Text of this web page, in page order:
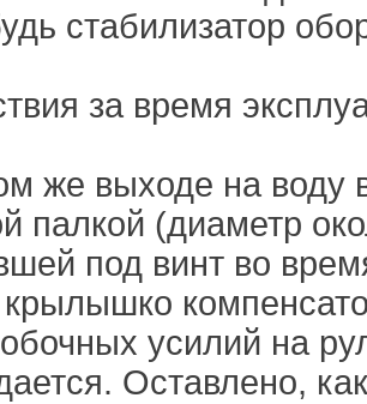
стабилизатор
за время
же выходе на воду
палкой (диаметр
под винт во
усилий на
Оставлено,